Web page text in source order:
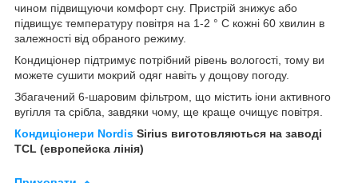
чином підвищуючи комфорт сну. Пристрій знижує або
підвищує температуру повітря на 1-2 ° C кожні 60 хвилин в
залежності від обраного режиму.
Кондиціонер підтримує потрібний рівень вологості, тому ви
можете сушити мокрий одяг навіть у дощову погоду.
Збагачений 6-шаровим фільтром, що містить іони активного
вугілля та срібла, завдяки чому, ще краще очищує повітря.
Кондиціонери Nordis Sirius виготовляються на заводі
TCL (европейска лінія)